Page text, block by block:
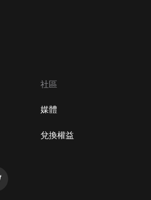
社區
媒體
兌換權益